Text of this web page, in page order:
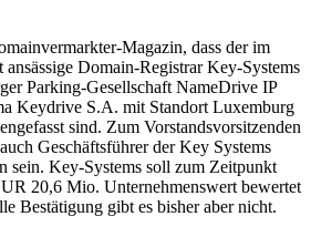
Magazin, dass der im
ansässige Domain-Registrar Key-Systems
Parking-Gesellschaft NameDrive IP
Keydrive S.A. mit Standort Luxemburg
sind. Zum Vorstandsvorsitzenden
Geschäftsführer der Key Systems
sein. Key-Systems soll zum Zeitpunkt
20,6 Mio. Unternehmenswert bewertet
Bestätigung gibt es bisher aber nicht.